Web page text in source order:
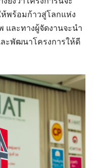
พร้อมก้าวสู่โลกแห่ง
และทางผู้จัดงานจะนำ
ะพัฒนาโครงการให้ดี